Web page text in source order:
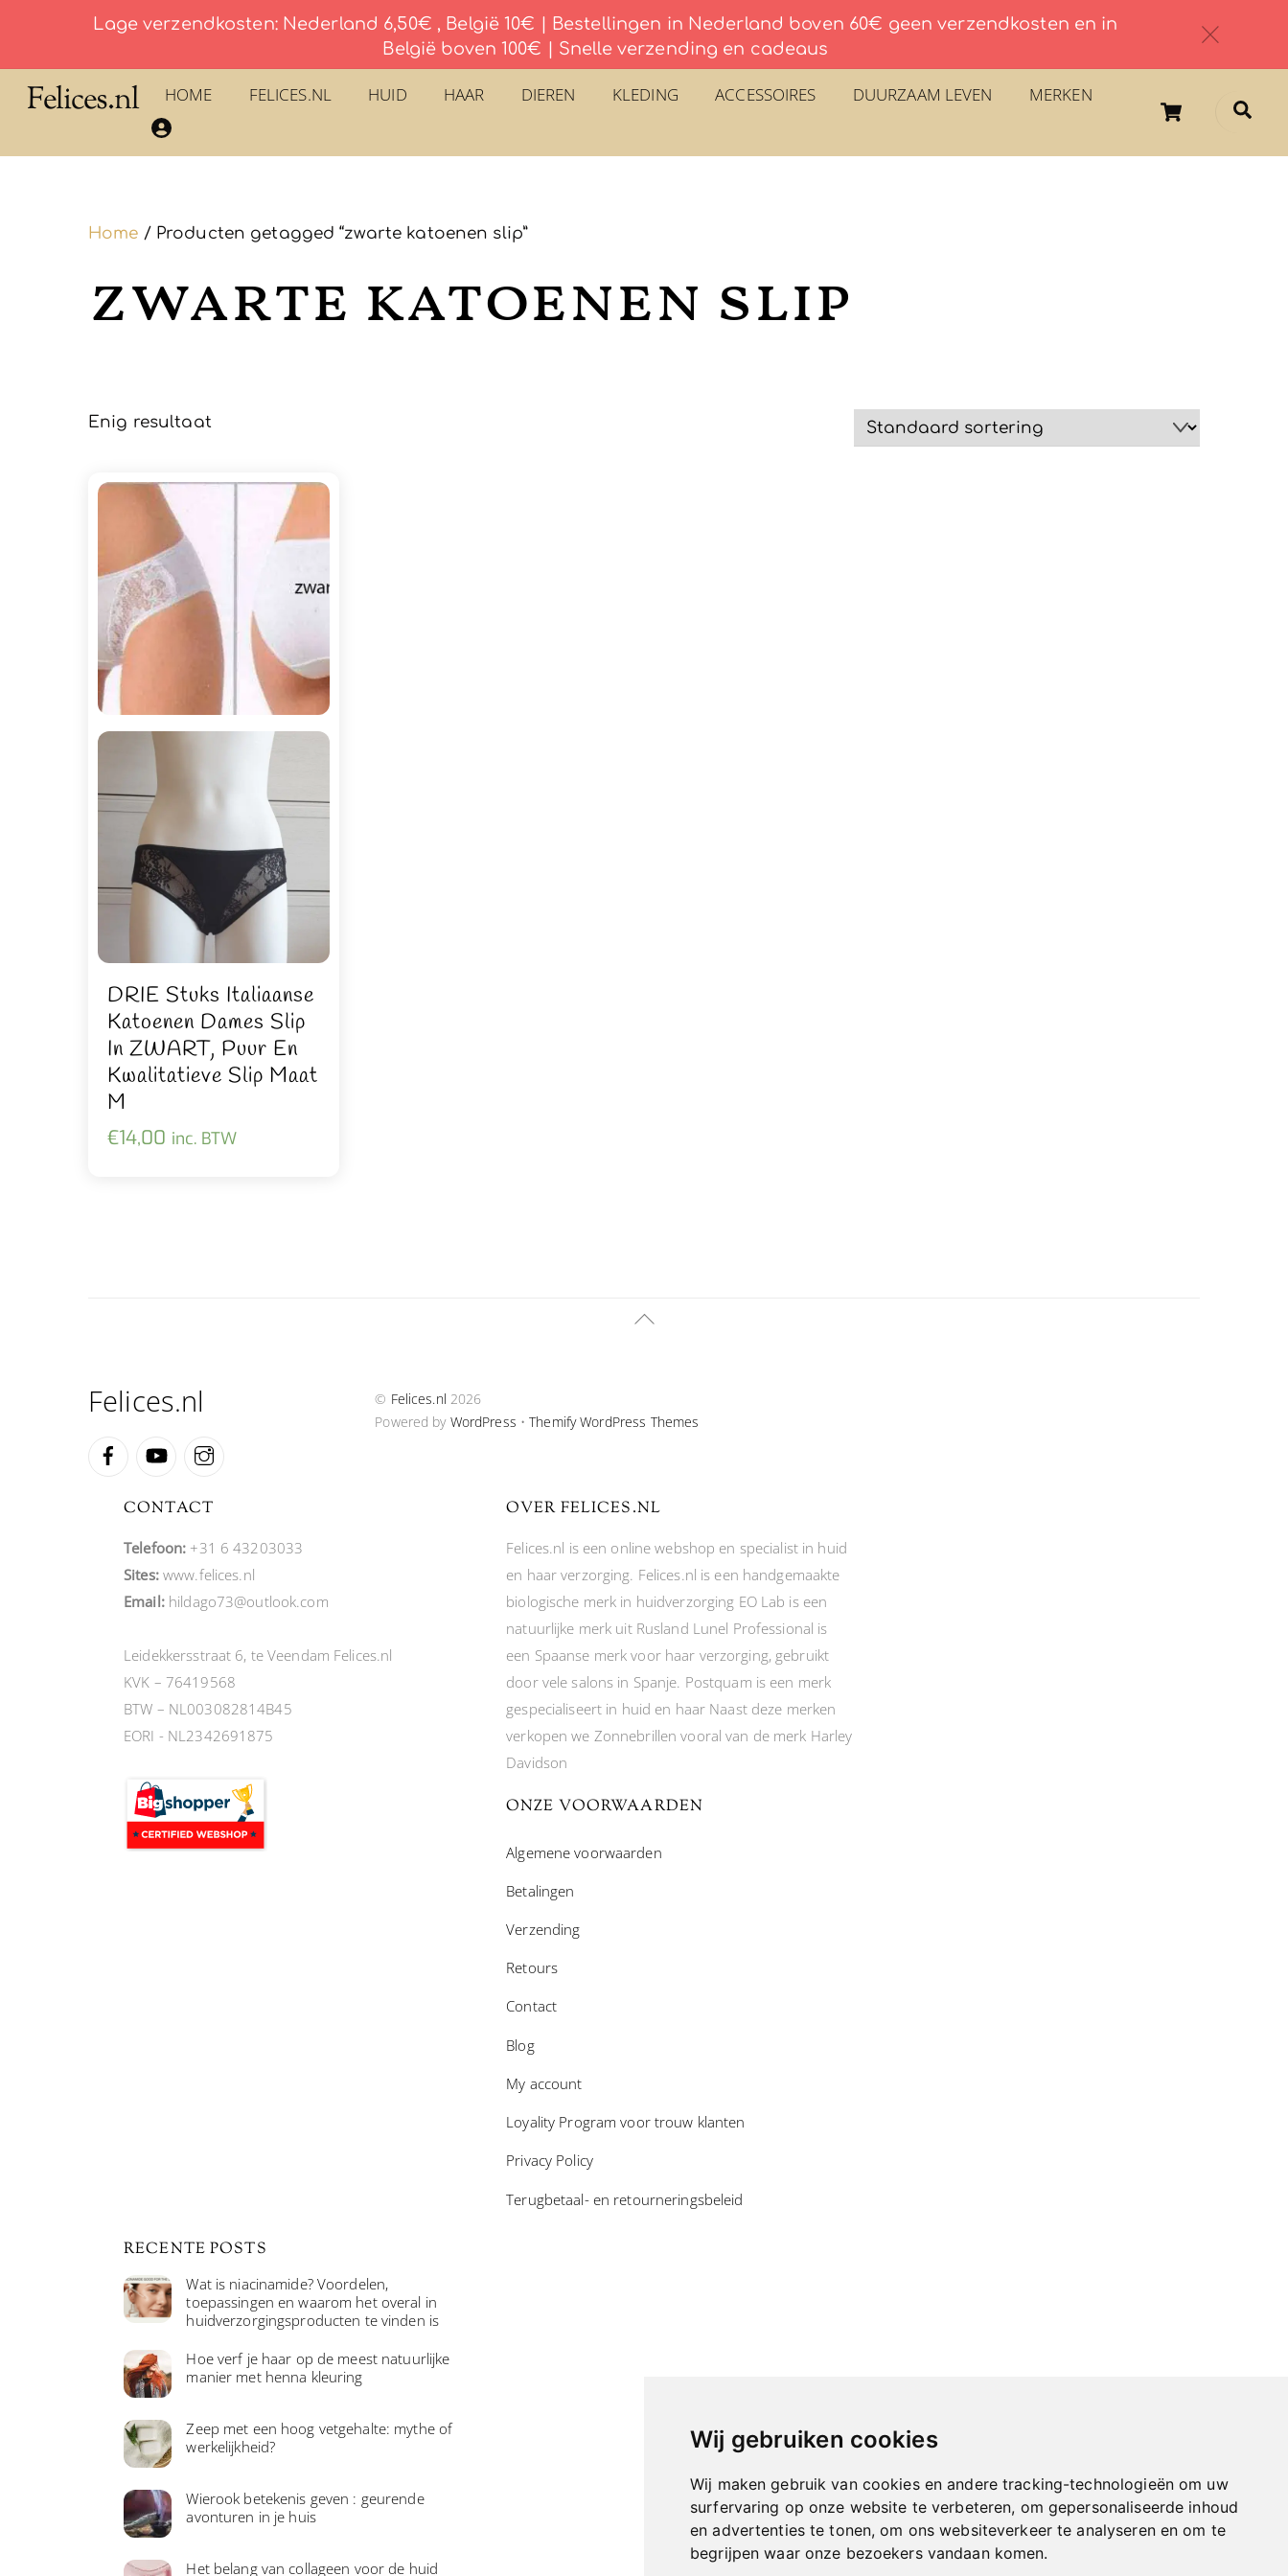
Lage verzendkosten: Nederland 6,50€ , België 10€ | Bestellingen in Nederland boven 60€ geen verzendkosten en in
België boven 100€ | Snelle verzending en cadeaus
c
Wij gebruiken cookies
Wij maken gebruik van cookies en andere tracking-technologieën om uw
surfervaring op onze website te verbeteren, om gepersonaliseerde inhoud
en advertenties te tonen, om ons websiteverkeer te analyseren en om te
begrijpen waar onze bezoekers vandaan komen.
Felices.nl Cart
HOME FELICES.NL HUID HAAR DIEREN KLEDING ACCESSOIRES DUURZAAM LEVEN MERKEN
Home / Producten getagged “zwarte katoenen slip”
zwarte katoenen slip
Enig resultaat
DRIE Stuks Italiaanse
Katoenen Dames Slip
In ZWART, Puur En
Kwalitatieve Slip Maat
M
€14,00 inc. BTW
Back
Felices.nl
FacebookYouTube
© Felices.nl 2026
Powered by WordPress •Themify WordPress Themes
CONTACT
Telefoon: +31 6 43203033
Sites:www.felices.nl
Email:hildago73@outlook.com
Leidekkersstraat 6, te Veendam Felices.nl
KVK – 76419568
BTW – NL003082814B45
EORI - NL2342691875
OVER FELICES.NL
Felices.nl is een online webshop en specialist in huid
en haar verzorging. Felices.nl is een handgemaakte
biologische merk in huidverzorging EO Lab is een
natuurlijke merk uit Rusland Lunel Professional is
een Spaanse merk voor haar verzorging, gebruikt
door vele salons in Spanje. Postquam is een merk
gespecialiseert in huid en haar Naast deze merken
verkopen we Zonnebrillen vooral van de merk Harley
Davidson
ONZE VOORWAARDEN
Algemene voorwaarden
Betalingen
Verzending
Retours
Contact
Blog
My account
Loyality Program voor trouw klanten
Privacy Policy
Terugbetaal- en retourneringsbeleid
RECENTE POSTS
Wat is niacinamide? Voordelen,
toepassingen en waarom het overal in
huidverzorgingsproducten te vinden is
Hoe verf je haar op de meest natuurlijke
manier met henna kleuring
Zeep met een hoog vetgehalte: mythe of
werkelijkheid?
Wierook betekenis geven : geurende
avonturen in je huis
Het belang van collageen voor de huid